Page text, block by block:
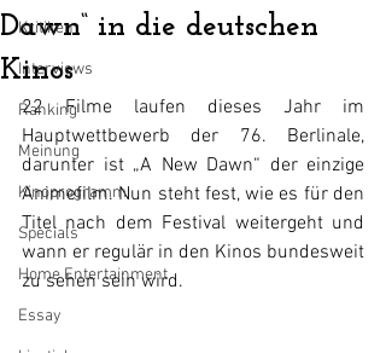
Kritiken
Interviews
Ranking
Meinung
Kinoprogramm
Specials
Home Entertainment
Essay
Dawn“ in die deutschen
Kinos
22 Filme laufen dieses Jahr im
Hauptwettbewerb der 76. Berlinale,
darunter ist „A New Dawn“ der einzige
Animefilm. Nun steht fest, wie es für den
Titel nach dem Festival weitergeht und
wann er regulär in den Kinos bundesweit
zu sehen sein wird.